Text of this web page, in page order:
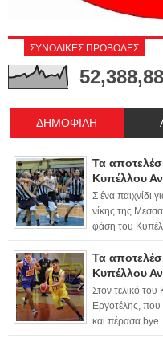
ΣΥΝΟΛΙΚΕΣ ΠΡΟΒΟΛΕΣ
ΔΗΜΟΦΙΛΗ
Τα
Κυπέλλου
Σ ένα παιχνίδι
νίκης της
φάση του
Τα
Κυπέλλου
Στον τελικό
Εργοτέλης, που
και πέρασα bye .